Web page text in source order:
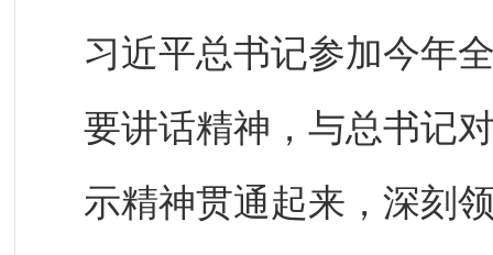
习近平总书记参加今年
要讲话精神，与总书记
示精神贯通起来，深刻